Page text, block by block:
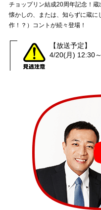
チョップリン結成20周年記念！蔵
懐かしの、または、知らずに蔵に
作！？）コントが続々登場！
【放送予定】
4/20(月) 12:30～